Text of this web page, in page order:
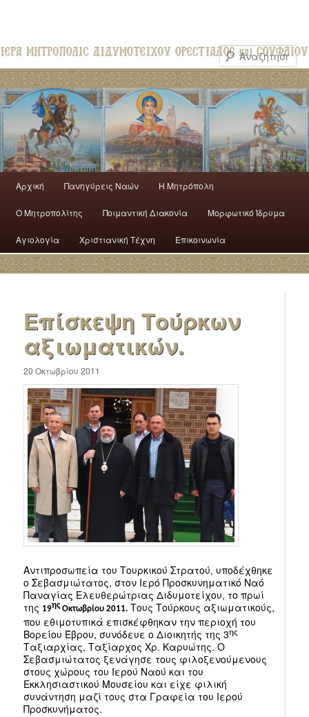
Αρχική Πανηγύρεις Ναών H Mητρόπολη
Ο Mητροπολίτης Ποιμαντική Διακονία Μορφωτικό Ίδρυμα
Αγιολογία Χριστιανική Τέχνη Επικοινωνία
Επίσκεψη Τούρκων
αξιωματικών.
20 Οκτωβρίου 2011
Αντιπροσωπεία του Τουρκικού Στρατού, υποδέχθηκε
ο Σεβασμιώτατος, στον Ιερό Προσκυνηματικό Ναό
Παναγίας Ελευθερώτριας Διδυμοτείχου, το πρωί
της 19ης Οκτωβρίου 2011. Τους Τούρκους αξιωματικούς,
που εθιμοτυπικά επισκέφθηκαν την περιοχή του
Βορείου Έβρου, συνόδευε ο Διοικητής της 3ης
Ταξιαρχίας, Ταξίαρχος Χρ. Καρυώτης. Ο
Σεβασμιώτατος ξενάγησε τους φιλοξενούμενους
στους χώρους του Ιερού Ναού και του
Εκκλησιαστικού Μουσείου και είχε φιλική
συνάντηση μαζί τους στα Γραφεία του Ιερού
Προσκυνήματος.